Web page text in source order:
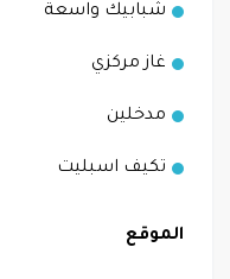
شبابيك واسعة
غاز مركزي
مدخلين
تكيف اسبليت
الموقع